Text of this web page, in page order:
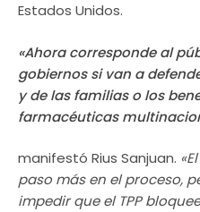
Estados Unidos.
«Ahora corresponde al
gobiernos si van a
y de las familias o los
farmacéuticas
manifestó Rius Sanjuan.
paso más en el proceso,
impedir que el TPP